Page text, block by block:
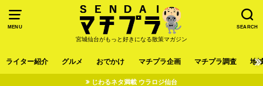
MENU SEARCH
宮城仙台がもっと好きになる散策マガジン
ライター紹介 グルメ おでかけ マチプラ企画 マチプラ調査 地
じわるネタ満載 ウラロジ仙台